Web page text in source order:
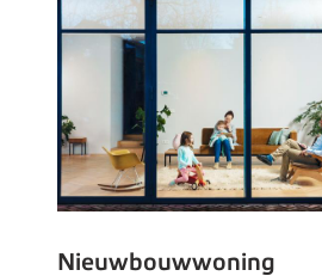
Nieuwbouwwoning